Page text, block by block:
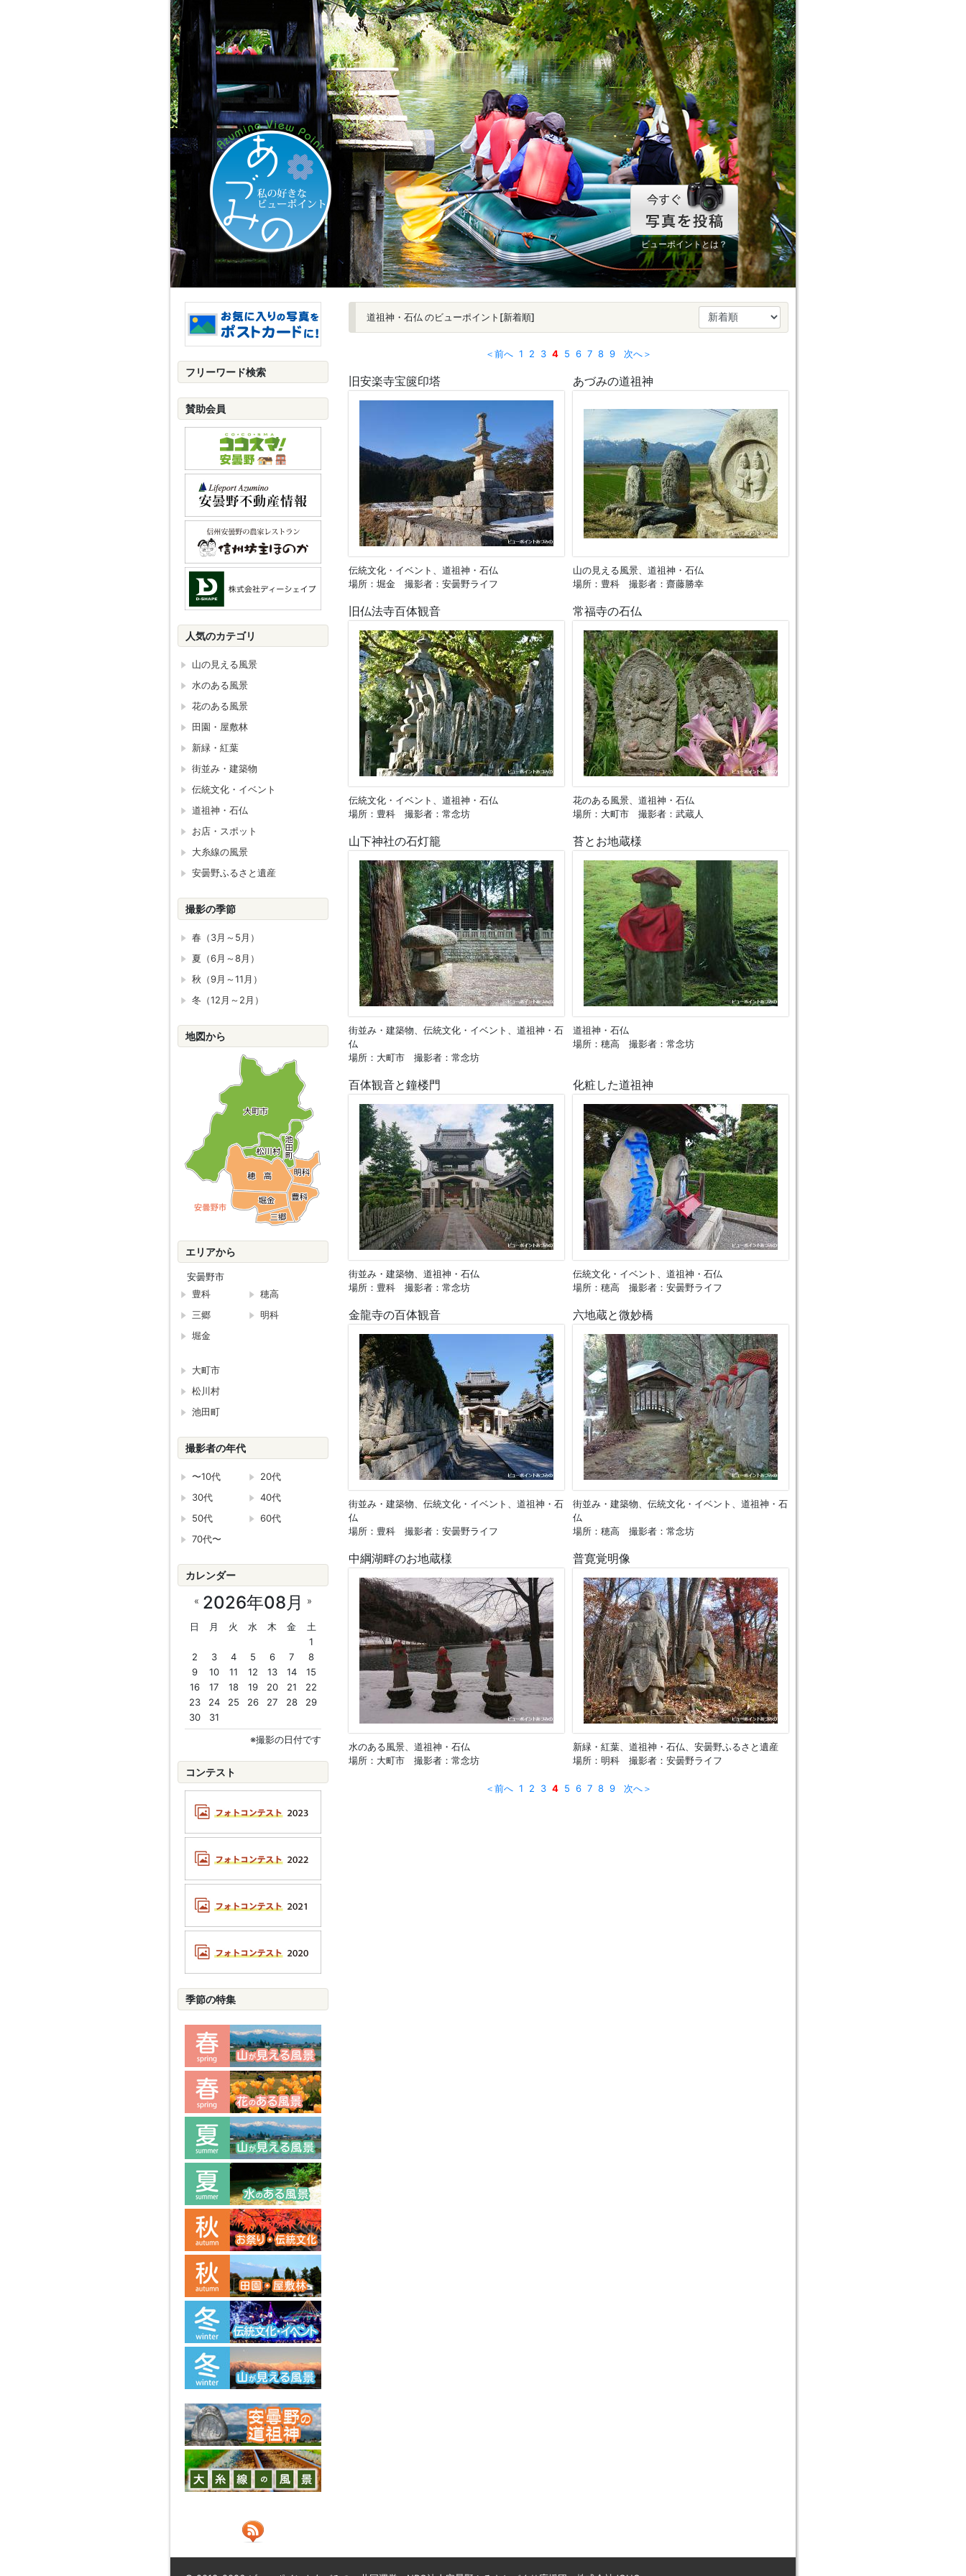
ビューポイントとは？
道祖神・石仏 のビューポイント[新着順]
＜前へ 1 2 3 4 5 6 7 8 9 次へ＞
旧安楽寺宝篋印塔
伝統文化・イベント、道祖神・石仏
場所：堀金 撮影者：安曇野ライフ
あづみの道祖神
山の見える風景、道祖神・石仏
場所：豊科 撮影者：齋藤勝幸
旧仏法寺百体観音
伝統文化・イベント、道祖神・石仏
場所：豊科 撮影者：常念坊
常福寺の石仏
花のある風景、道祖神・石仏
場所：大町市 撮影者：武蔵人
山下神社の石灯籠
街並み・建築物、伝統文化・イベント、道祖神・石
仏
場所：大町市 撮影者：常念坊
苔とお地蔵様
道祖神・石仏
場所：穂高 撮影者：常念坊
百体観音と鐘楼門
街並み・建築物、道祖神・石仏
場所：豊科 撮影者：常念坊
化粧した道祖神
伝統文化・イベント、道祖神・石仏
場所：穂高 撮影者：安曇野ライフ
金龍寺の百体観音
街並み・建築物、伝統文化・イベント、道祖神・石
仏
場所：豊科 撮影者：安曇野ライフ
六地蔵と微妙橋
街並み・建築物、伝統文化・イベント、道祖神・石
仏
場所：穂高 撮影者：常念坊
中綱湖畔のお地蔵様
水のある風景、道祖神・石仏
場所：大町市 撮影者：常念坊
普寛覚明像
新緑・紅葉、道祖神・石仏、安曇野ふるさと遺産
場所：明科 撮影者：安曇野ライフ
＜前へ 1 2 3 4 5 6 7 8 9 次へ＞
フリーワード検索
賛助会員
人気のカテゴリ
山の見える風景
水のある風景
花のある風景
田園・屋敷林
新緑・紅葉
街並み・建築物
伝統文化・イベント
道祖神・石仏
お店・スポット
大糸線の風景
安曇野ふるさと遺産
撮影の季節
春（3月～5月）
夏（6月～8月）
秋（9月～11月）
冬（12月～2月）
地図から
エリアから
安曇野市
豊科
穂高
三郷
明科
堀金
大町市
松川村
池田町
撮影者の年代
〜10代
20代
30代
40代
50代
60代
70代〜
カレンダー
2026年08月
« »
日 月 火 水 木 金
土
1
2
3 4 5 6 7
8
9
10 11 12 13 14
15
16
17 18 19 20 21
22
23
24 25 26 27 28
29
30
31
※撮影の日付です
コンテスト
季節の特集